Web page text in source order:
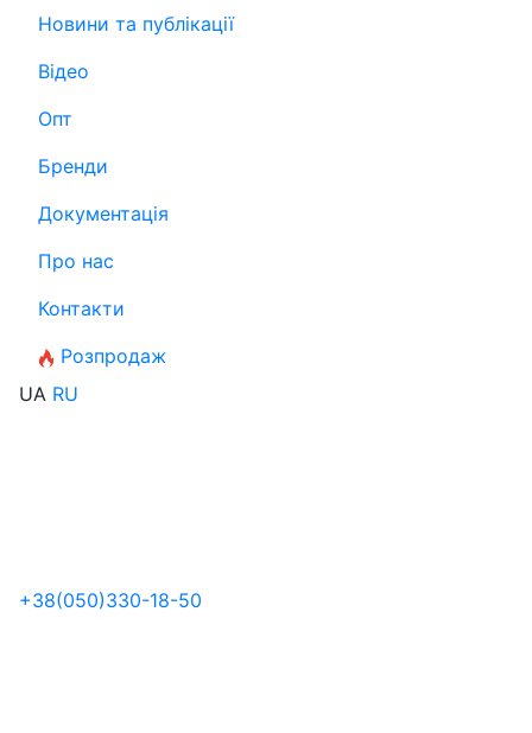
Новини та публікації
Відео
Опт
Бренди
Документація
Про нас
Контакти
Розпродаж
UA RU
+38(050)330-18-50